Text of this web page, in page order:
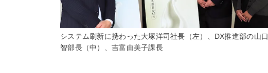
システム刷新に携わった大塚洋司社長（左）、DX推進部の山口
智部長（中）、吉富由美子課長